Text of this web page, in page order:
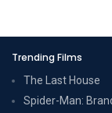
Trending Films
The Last House
Spider-Man: